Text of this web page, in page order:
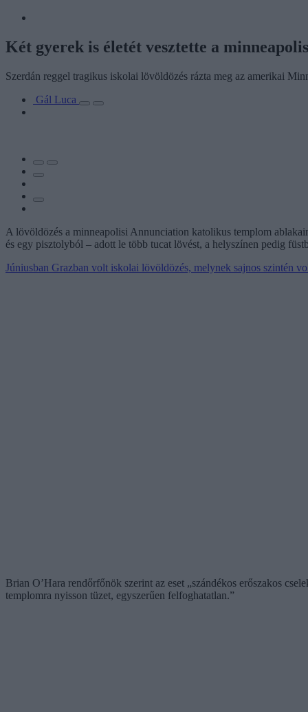
Két gyerek is életét vesztette a
Szerdán reggel tragikus iskolai lövöldözés rázta meg az amerikai
Gál Luca
A lövöldözés a minneapolisi Annunciation katolikus templom
és egy pisztolyból – adott le több tucat lövést, a helyszínen pedig
Júniusban Grazban volt iskolai lövöldözés, melynek sajnos szintén
Brian O’Hara rendőrfőnök szerint az eset „szándékos erőszakos
templomra nyisson tüzet, egyszerűen felfoghatatlan.”